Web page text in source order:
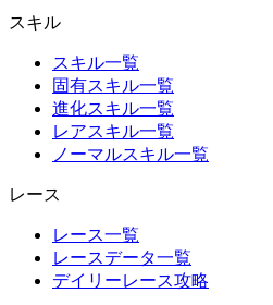
スキル
スキル一覧
固有スキル一覧
進化スキル一覧
レアスキル一覧
ノーマルスキル一覧
レース
レース一覧
レースデータ一覧
デイリーレース攻略